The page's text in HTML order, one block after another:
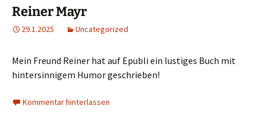
Reiner Mayr
29.1.2025 Uncategorized
Mein Freund Reiner hat auf Epubli ein lustiges Buch mit
hintersinnigem Humor geschrieben!
Kommentar hinterlassen